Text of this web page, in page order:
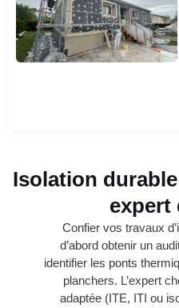
Isolation
expert
Confier vos travaux
d’abord obtenir un
identifier les ponts
planchers. L’expert
adaptée (ITE, ITI ou